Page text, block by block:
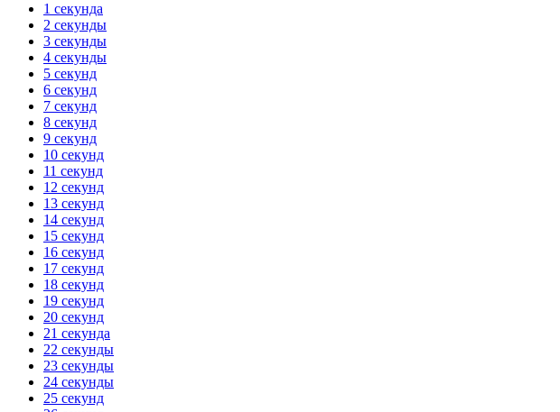
1 секунда
2 секунды
3 секунды
4 секунды
5 секунд
6 секунд
7 секунд
8 секунд
9 секунд
10 секунд
11 секунд
12 секунд
13 секунд
14 секунд
15 секунд
16 секунд
17 секунд
18 секунд
19 секунд
20 секунд
21 секунда
22 секунды
23 секунды
24 секунды
25 секунд